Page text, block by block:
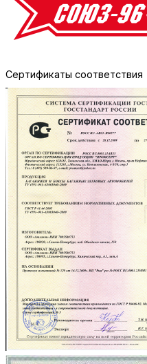
Сертификаты соответствия